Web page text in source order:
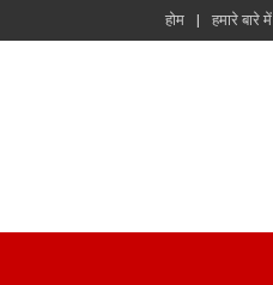
होम हमारे बारे में